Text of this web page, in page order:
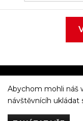
Abychom mohli náš
návštěvnícíh ukládat